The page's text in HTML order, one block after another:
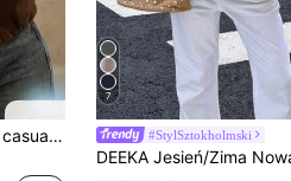
SOLTRB Damska kurtka casualowa retro do pracy, luźna, jednokolorowa, prążkowana, zapinana na suwak, do noszenia na co dzień
7
#StylSztokholmski